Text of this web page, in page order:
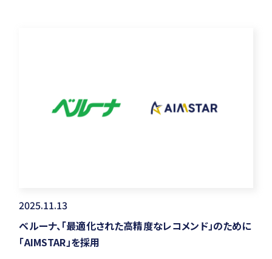
2025.11.13
ベルーナ、「最適化された高精度なレコメンド」のために
「AIMSTAR」を採用